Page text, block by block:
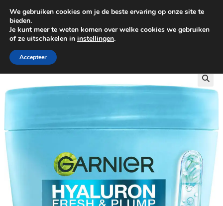
GRATIS BEZORGING VANAF €100
We gebruiken cookies om je de beste ervaring op onze site te
bieden.
Je kunt meer te weten komen over welke cookies we gebruiken
of ze uitschakelen in instellingen.
Accepteer